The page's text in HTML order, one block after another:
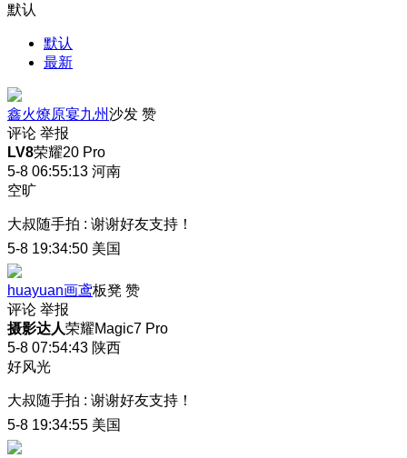
默认
默认
最新
鑫火燎原宴九州沙发 赞
评论 举报
LV8荣耀20 Pro
5-8 06:55:13 河南
空旷
大叔随手拍 : 谢谢好友支持！
5-8 19:34:50 美国
huayuan画鸢板凳 赞
评论 举报
摄影达人荣耀Magic7 Pro
5-8 07:54:43 陕西
好风光
大叔随手拍 : 谢谢好友支持！
5-8 19:34:55 美国